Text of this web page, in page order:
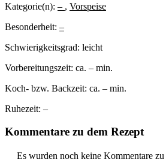
Kategorie(n): – , Vorspeise
Besonderheit: –
Schwierigkeitsgrad: leicht
Vorbereitungszeit: ca. – min.
Koch- bzw. Backzeit: ca. – min.
Ruhezeit: –
Kommentare zu dem Rezept
Es wurden noch keine Kommentare